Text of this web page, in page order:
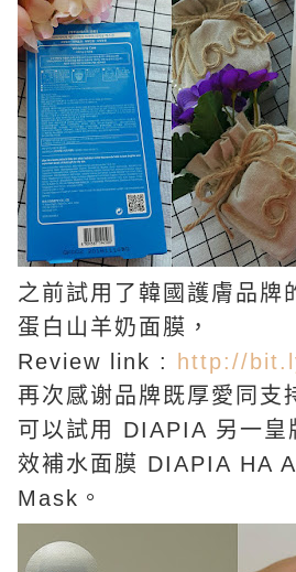
之前試用了韓國護膚品牌
蛋白山羊奶面膜，
Review link :
http://
再次感谢品牌既厚愛同支
可以試用 DIAPIA 另一皇
效補水面膜 DIAPIA HA
Mask。